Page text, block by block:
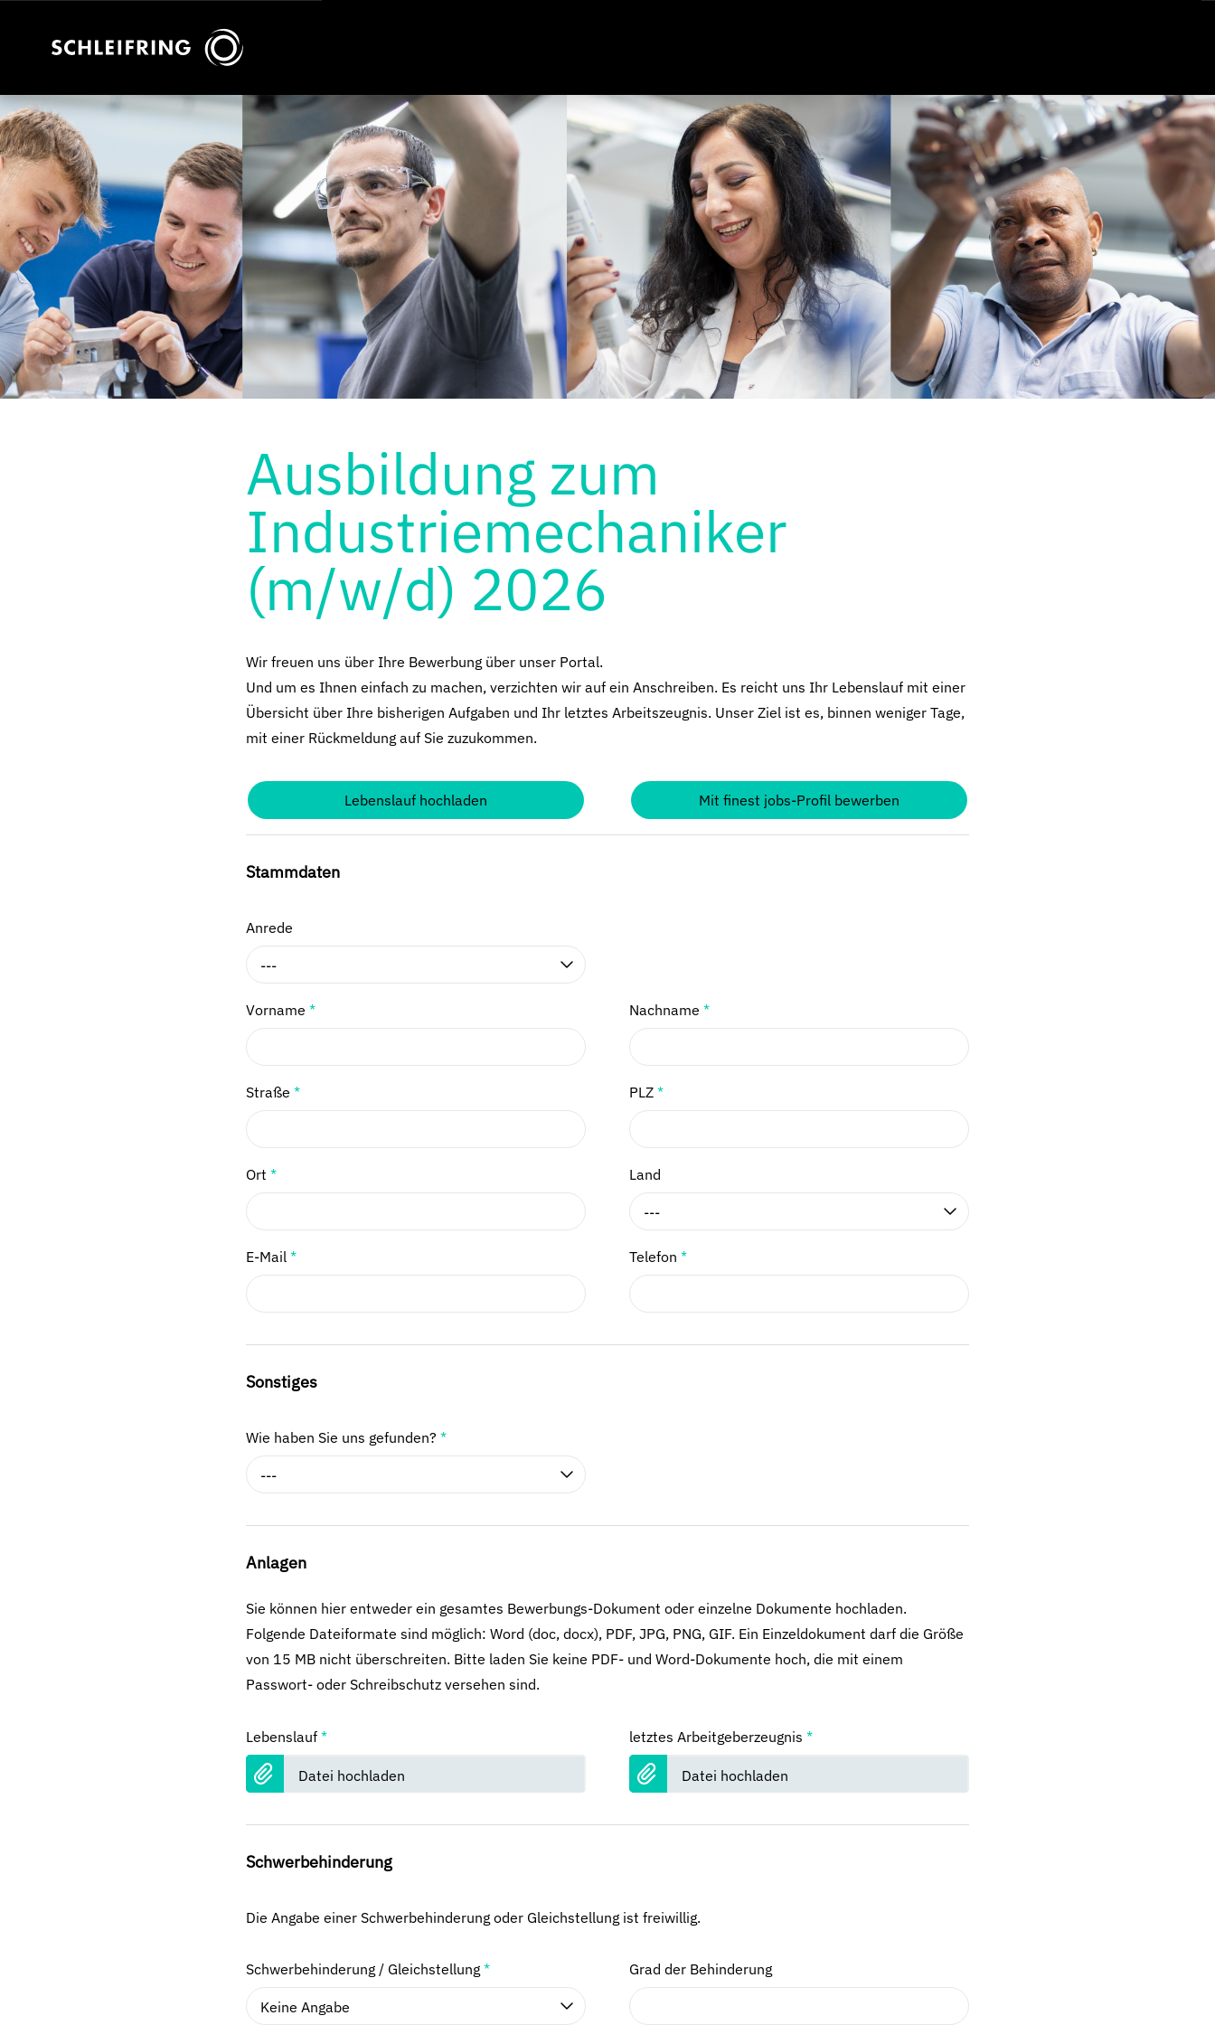
Ausbildung zum
Industriemechaniker
(m/w/d) 2026
Wir freuen uns über Ihre Bewerbung über unser Portal.
Und um es Ihnen einfach zu machen, verzichten wir auf ein Anschreiben. Es reicht uns Ihr Lebenslauf mit einer
Übersicht über Ihre bisherigen Aufgaben und Ihr letztes Arbeitszeugnis. Unser Ziel ist es, binnen weniger Tage,
mit einer Rückmeldung auf Sie zuzukommen.
Lebenslauf hochladen Mit finest jobs-Profil bewerben
Stammdaten
Anrede
---
Vorname * Nachname *
Straße * PLZ *
Ort * Land
---
E-Mail * Telefon *
Sonstiges
Wie haben Sie uns gefunden? *
---
Anlagen
Sie können hier entweder ein gesamtes Bewerbungs-Dokument oder einzelne Dokumente hochladen.
Folgende Dateiformate sind möglich: Word (doc, docx), PDF, JPG, PNG, GIF. Ein Einzeldokument darf die Größe
von 15 MB nicht überschreiten. Bitte laden Sie keine PDF- und Word-Dokumente hoch, die mit einem
Passwort- oder Schreibschutz versehen sind.
Lebenslauf *
Datei hochladen
letztes Arbeitgeberzeugnis *
Datei hochladen
Schwerbehinderung
Die Angabe einer Schwerbehinderung oder Gleichstellung ist freiwillig.
Schwerbehinderung / Gleichstellung *
Keine Angabe
Grad der Behinderung